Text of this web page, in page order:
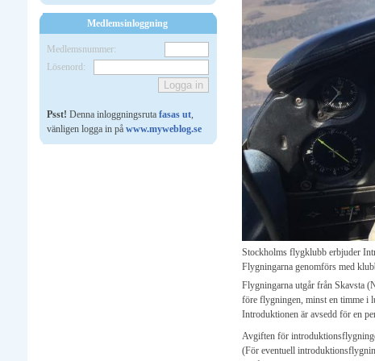
Medlemsinloggning
Medlemsnummer:
Lösenord:
Psst! Denna inloggningsruta fasas ut,
vänligen logga in på www.myweblog.se
Stockholms flygklubb erbjuder
Flygningarna genomförs med
Flygningarna utgår från Skavsta
före flygningen, minst en timme i
Introduktionen är avsedd för en
Avgiften för
(För eventuell